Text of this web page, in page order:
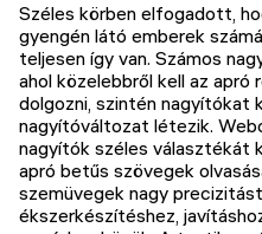
Széles körben elfogadott,
gyengén látó emberek
teljesen így van. Számos
ahol közelebbről kell az
dolgozni, szintén nagyítókat
nagyítóváltozat létezik.
nagyítók széles választékát
apró betűs szövegek
szemüvegek nagy
ékszerkészítéshez,